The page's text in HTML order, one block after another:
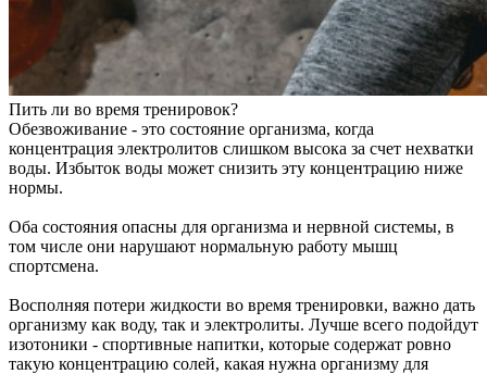
Пить ли во время тренировок?
Обезвоживание - это состояние организма, когда
концентрация электролитов слишком высока за счет нехватки
воды. Избыток воды может снизить эту концентрацию ниже
нормы.
Оба состояния опасны для организма и нервной системы, в
том числе они нарушают нормальную работу мышц
спортсмена.
Восполняя потери жидкости во время тренировки, важно дать
организму как воду, так и электролиты. Лучше всего подойдут
изотоники - спортивные напитки, которые содержат ровно
такую концентрацию солей, какая нужна организму для